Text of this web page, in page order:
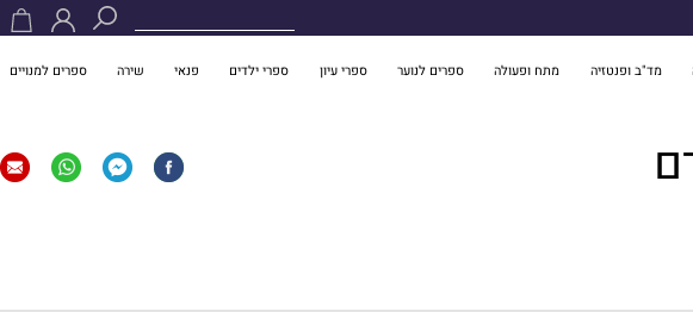
מד"ב ופנטזיה מתח ופעולה ספרים לנוער ספרי עיון ספרי ילדים פנאי שירה ספרים למנויים